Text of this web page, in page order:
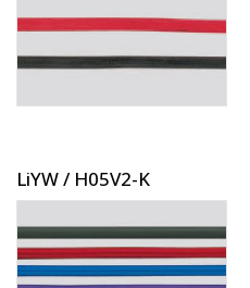
LiYW / H05V2-K